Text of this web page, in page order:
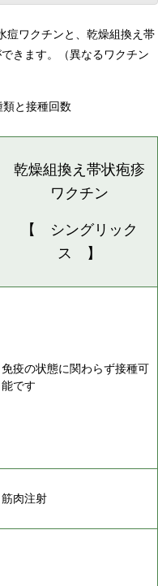
痘ワクチンと、乾燥組換え帯
きます。（異なるワクチン
と接種回数
乾燥組換え帯状疱疹
ワクチン
【 シングリック
ス 】
免疫の状態に関わらず接種可
能です
筋肉注射